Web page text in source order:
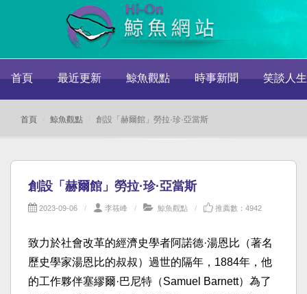
首頁 最近更新 鯨魚觀點 時事新聞 笑談人生
首頁 鯨魚觀點 創設「赫爾館」勞拉·珍·亞當斯
創設「赫爾館」勞拉·珍·亞當斯
2023-09-06 李筱峰 鯨魚觀點 推薦數：4942
致力於社會改革的經濟史學者阿諾德·湯恩比（著名
歷史學家湯恩比的叔叔）過世的隔年，1884年，他
的工作夥伴塞繆爾·巴尼特（Samuel Barnett）為了